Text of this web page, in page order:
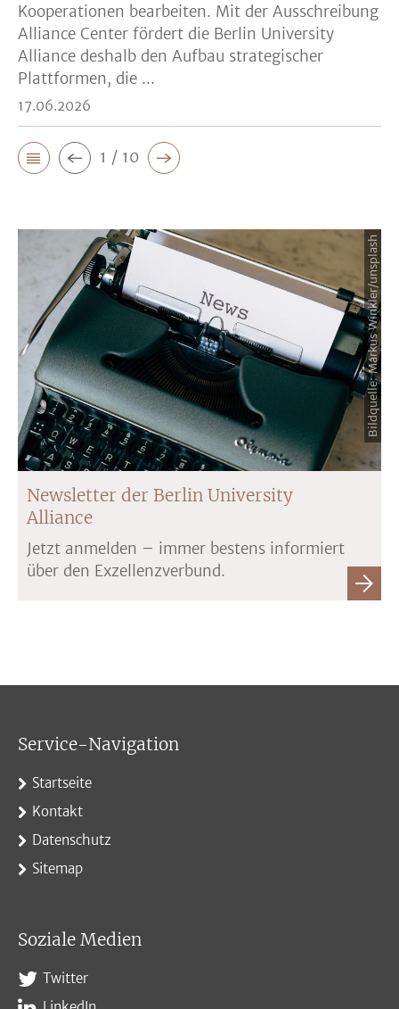
Kooperationen bearbeiten. Mit der Ausschreibung
Alliance Center fördert die Berlin University
Alliance deshalb den Aufbau strategischer
Plattformen, die ...
17.06.2026
1 / 10
Newsletter der Berlin University
Alliance
Jetzt anmelden – immer bestens informiert
über den Exzellenzverbund.
Bildquelle: Markus Winkler/unsplash
Service-Navigation
Startseite
Kontakt
Datenschutz
Sitemap
Soziale Medien
Twitter